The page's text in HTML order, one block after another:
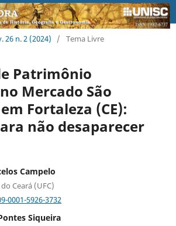
26 n. 2 (2024) / Tema Livre
Patrimônio
Mercado São
Fortaleza (CE):
não desaparecer
Campelo
Ceará (UFC)
0001-5926-3732
Siqueira